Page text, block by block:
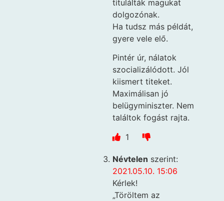
titulálták magukat
dolgozónak.
Ha tudsz más példát,
gyere vele elő.
Pintér úr, nálatok
szocializálódott. Jól
kiismert titeket.
Maximálisan jó
belügyminiszter. Nem
találtok fogást rajta.
1
Névtelen szerint:
2021.05.10. 15:06
Kérlek!
„Töröltem az